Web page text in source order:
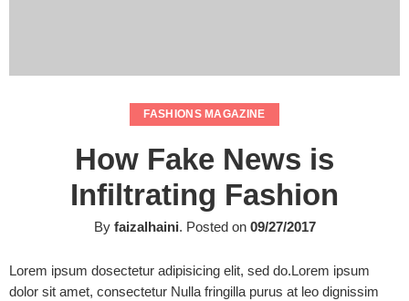
FASHIONS MAGAZINE
How Fake News is
Infiltrating Fashion
By faizalhaini. Posted on 09/27/2017
Lorem ipsum dosectetur adipisicing elit, sed do.Lorem ipsum
dolor sit amet, consectetur Nulla fringilla purus at leo dignissim